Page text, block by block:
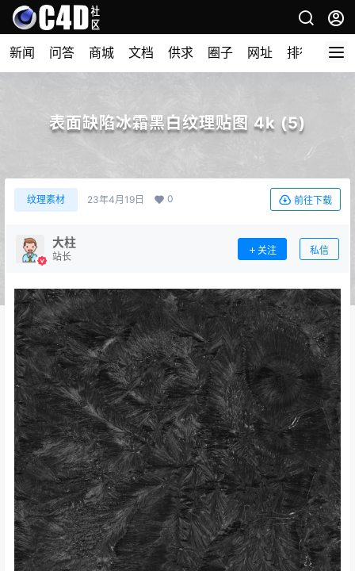
新闻 问答 商城 文档 供求 圈子 网址 排行榜
表面缺陷冰霜黑白纹理贴图 4k (5)
纹理素材 23年4月19日 0 前往下载
大柱
站长
关注 私信